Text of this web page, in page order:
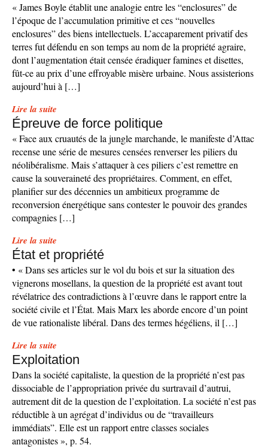
« James Boyle établit une analogie entre les “enclosures” de
l’époque de l’accumulation primitive et ces “nouvelles
enclosures” des biens intellectuels. L’accaparement privatif des
terres fut défendu en son temps au nom de la propriété agraire,
dont l’augmentation était censée éradiquer famines et disettes,
fût-ce au prix d’une effroyable misère urbaine. Nous assisterions
aujourd’hui à […]
Lire la suite
Épreuve de force politique
« Face aux cruautés de la jungle marchande, le manifeste d’Attac
recense une série de mesures censées renverser les piliers du
néolibéralisme. Mais s’attaquer à ces piliers c’est remettre en
cause la souveraineté des propriétaires. Comment, en effet,
planifier sur des décennies un ambitieux programme de
reconversion énergétique sans contester le pouvoir des grandes
compagnies […]
Lire la suite
État et propriété
• « Dans ses articles sur le vol du bois et sur la situation des
vignerons mosellans, la question de la propriété est avant tout
révélatrice des contradictions à l’œuvre dans le rapport entre la
société civile et l’État. Mais Marx les aborde encore d’un point
de vue rationaliste libéral. Dans des termes hégéliens, il […]
Lire la suite
Exploitation
Dans la société capitaliste, la question de la propriété n’est pas
dissociable de l’appropriation privée du surtravail d’autrui,
autrement dit de la question de l’exploitation. La société n’est pas
réductible à un agrégat d’individus ou de “travailleurs
immédiats”. Elle est un rapport entre classes sociales
antagonistes », p. 54.